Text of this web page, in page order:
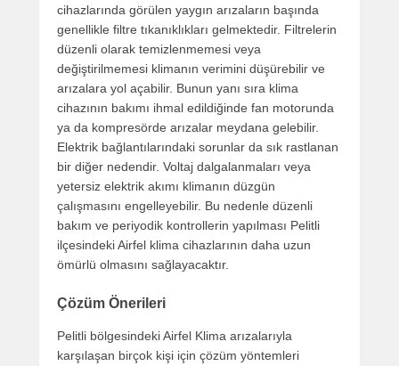
cihazlarında görülen yaygın arızaların başında
genellikle filtre tıkanıklıkları gelmektedir. Filtrelerin
düzenli olarak temizlenmemesi veya
değiştirilmemesi klimanın verimini düşürebilir ve
arızalara yol açabilir. Bunun yanı sıra klima
cihazının bakımı ihmal edildiğinde fan motorunda
ya da kompresörde arızalar meydana gelebilir.
Elektrik bağlantılarındaki sorunlar da sık rastlanan
bir diğer nedendir. Voltaj dalgalanmaları veya
yetersiz elektrik akımı klimanın düzgün
çalışmasını engelleyebilir. Bu nedenle düzenli
bakım ve periyodik kontrollerin yapılması Pelitli
ilçesindeki Airfel klima cihazlarının daha uzun
ömürlü olmasını sağlayacaktır.
Çözüm Önerileri
Pelitli bölgesindeki Airfel Klima arızalarıyla
karşılaşan birçok kişi için çözüm yöntemleri